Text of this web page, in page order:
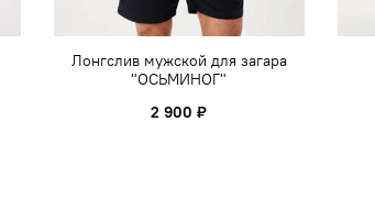
Лонгслив мужской для загара
"ОСЬМИНОГ"
2 900 ₽